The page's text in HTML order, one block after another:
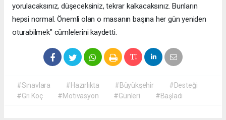
yorulacaksınız, düşeceksiniz, tekrar kalkacaksınız. Bunların
hepsi normal. Önemli olan o masanın başına her gün yeniden
oturabilmek” cümlelerini kaydetti.
#Sınavlara #Hazırlıkta #Büyükşehir
#Desteği
#Gri Koç
#Motivasyon #Günleri #Başladı